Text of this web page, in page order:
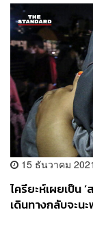
15 ธันวาคม 2021
ไครียะห์เผยเป็น
เดินทางกลับจะน